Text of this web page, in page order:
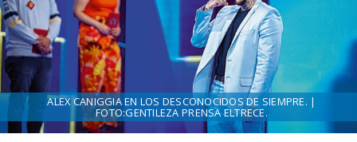
ALEX CANIGGIA EN LOS DESCONOCIDOS DE SIEMPRE. |
FOTO:GENTILEZA PRENSA ELTRECE.